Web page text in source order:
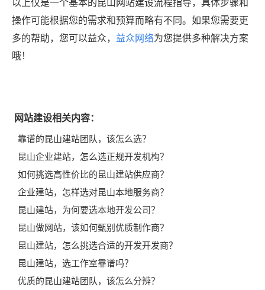
以上仅是一个基本的昆山网站建设流程指导，具体步骤和
操作可能根据您的需求和预算而略有不同。如果您需要更
多的帮助，您可以益众， 益众网络为您提供多种解决方案
哦！
网站建设相关内容：
靠谱的昆山建站团队，该怎么选？
昆山企业建站，怎么选正规开发机构？
如何挑选高性价比的昆山建站供应商？
企业建站，怎样选对昆山本地服务商？
昆山建站，为何要选本地开发公司？
昆山做网站，该如何甄别优质制作商？
昆山建站，怎么挑选合适的开发开发商？
昆山建站，选工作室靠谱吗？
优质的昆山建站团队，该怎么分辨？